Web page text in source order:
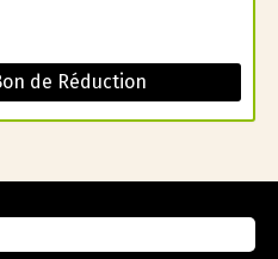
de Réduction